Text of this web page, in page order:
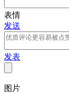
表情
发送
发表
图片